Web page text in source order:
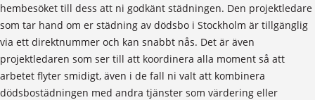
hembesöket till dess att ni godkänt städningen. Den projektledare
som tar hand om er städning av dödsbo i Stockholm är tillgänglig
via ett direktnummer och kan snabbt nås. Det är även
projektledaren som ser till att koordinera alla moment så att
arbetet flyter smidigt, även i de fall ni valt att kombinera
dödsbostädningen med andra tjänster som värdering eller